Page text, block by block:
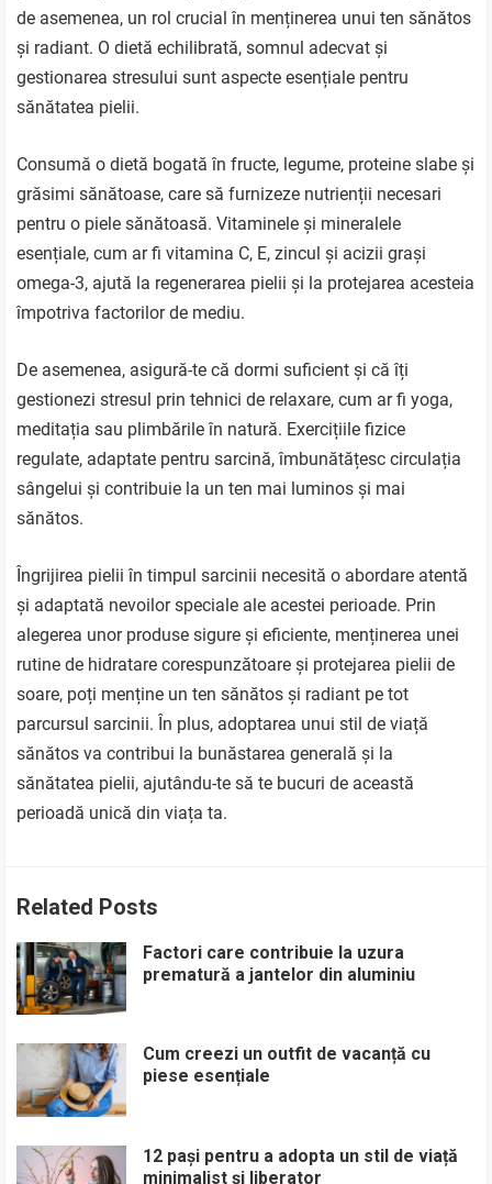
de asemenea, un rol crucial în menținerea unui ten sănătos
și radiant. O dietă echilibrată, somnul adecvat și
gestionarea stresului sunt aspecte esențiale pentru
sănătatea pielii.
Consumă o dietă bogată în fructe, legume, proteine slabe și
grăsimi sănătoase, care să furnizeze nutrienții necesari
pentru o piele sănătoasă. Vitaminele și mineralele
esențiale, cum ar fi vitamina C, E, zincul și acizii grași
omega-3, ajută la regenerarea pielii și la protejarea acesteia
împotriva factorilor de mediu.
De asemenea, asigură-te că dormi suficient și că îți
gestionezi stresul prin tehnici de relaxare, cum ar fi yoga,
meditația sau plimbările în natură. Exercițiile fizice
regulate, adaptate pentru sarcină, îmbunătățesc circulația
sângelui și contribuie la un ten mai luminos și mai
sănătos.
Îngrijirea pielii în timpul sarcinii necesită o abordare atentă
și adaptată nevoilor speciale ale acestei perioade. Prin
alegerea unor produse sigure și eficiente, menținerea unei
rutine de hidratare corespunzătoare și protejarea pielii de
soare, poți menține un ten sănătos și radiant pe tot
parcursul sarcinii. În plus, adoptarea unui stil de viață
sănătos va contribui la bunăstarea generală și la
sănătatea pielii, ajutându-te să te bucuri de această
perioadă unică din viața ta.
Related Posts
Factori care contribuie la uzura
prematură a jantelor din aluminiu
Cum creezi un outfit de vacanță cu
piese esențiale
12 pași pentru a adopta un stil de viață
minimalist și liberator